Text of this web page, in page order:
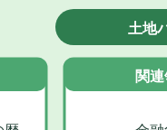
土地
関